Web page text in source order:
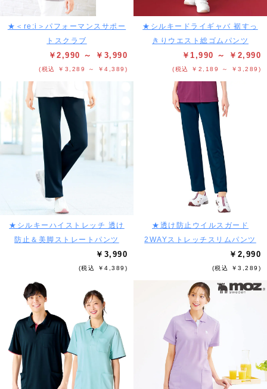
★＜re:i＞パフォーマンスサポー
トスクラブ
￥2,990 ～ ￥3,990
(税込 ￥3,289 ～ ￥4,389)
★シルキードライギャバ 裾すっ
きりウエスト総ゴムパンツ
￥1,990 ～ ￥2,990
(税込 ￥2,189 ～ ￥3,289)
★シルキーハイストレッチ 透け
防止＆美脚ストレートパンツ
￥3,990
(税込 ￥4,389)
★透け防止ウイルスガード
2WAYストレッチスリムパンツ
￥2,990
(税込 ￥3,289)